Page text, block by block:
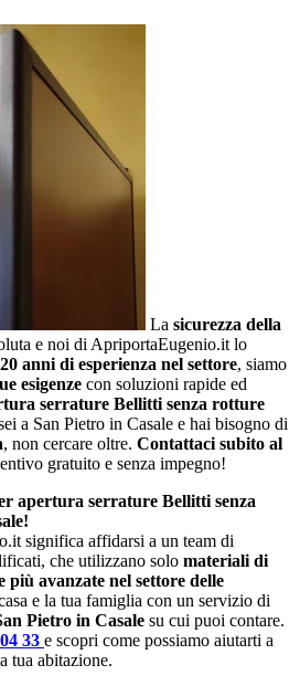
La sicurezza della
e noi di ApriportaEugenio.it lo
anni di esperienza nel settore, siamo
esigenze con soluzioni rapide ed
serrature Bellitti senza rotture
a San Pietro in Casale e hai bisogno di
, non cercare oltre. Contattaci subito al
gratuito e senza impegno!
apertura serrature Bellitti senza
significa affidarsi a un team di
che utilizzano solo materiali di
più avanzate nel settore delle
e la tua famiglia con un servizio di
Pietro in Casale su cui puoi contare.
33 e scopri come possiamo aiutarti a
tua abitazione.